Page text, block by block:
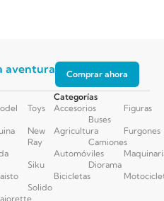
aventura Comprar ahora
Toys
New
Ray
Siku
Solido
Categorías
Accesorios
Agricultura
Automóviles
Bicicletas
Buses
Camiones
Diorama
Figuras
Furgones